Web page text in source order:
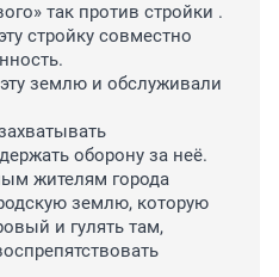
так против стройки .
стройку совместно
землю и обслуживали
оборону за неё.
жителям города
землю, которую
и гулять там,